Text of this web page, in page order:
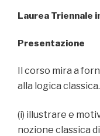
Laurea Triennale
Presentazione
Il corso mira a
alla logica
(i) illustrare e
nozione classica